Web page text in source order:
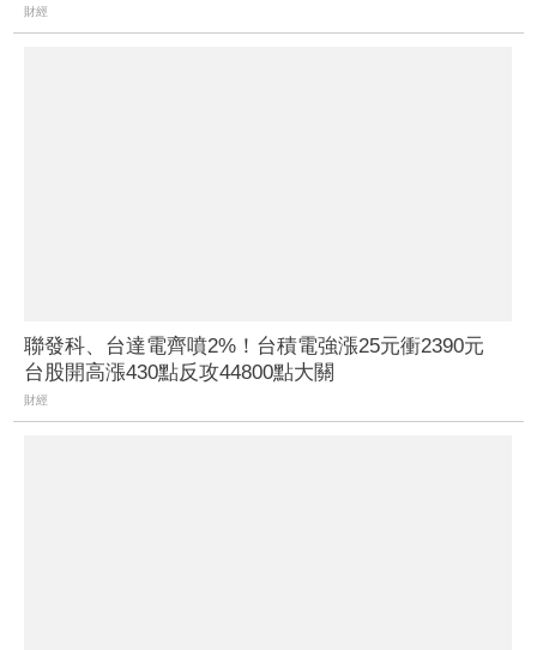
財經
聯發科、台達電齊噴2%！台積電強漲25元衝2390元
台股開高漲430點反攻44800點大關
財經